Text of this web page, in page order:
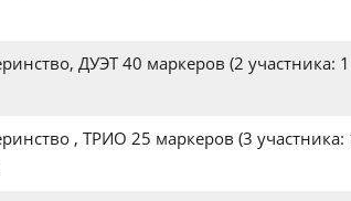
ДУЭТ 40 маркеров (2
, ТРИО 25 маркеров (3